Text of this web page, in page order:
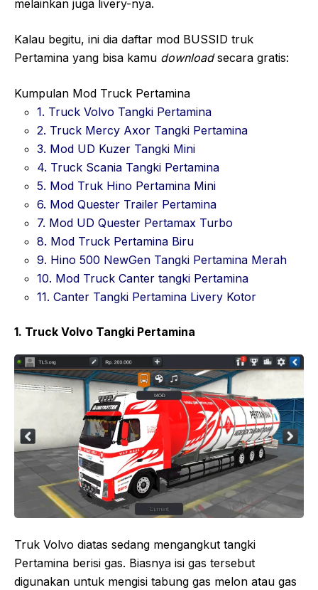
melainkan juga livery-nya.
Kalau begitu, ini dia daftar mod BUSSID truk
Pertamina yang bisa kamu downloadsecara gratis:
Kumpulan Mod Truck Pertamina
1. Truck Volvo Tangki Pertamina
2. Truck Mercy Axor Tangki Pertamina
3. Mod UD Kuzer Tangki Mini
4. Truck Scania Tangki Pertamina
5. Mod Truk Hino Pertamina Mini
6. Mod Quester Trailer Pertamina
7. Mod UD Quester Pertamax Turbo
8. Mod Truck Pertamina Biru
9. Hino 500 NewGen Tangki Pertamina Merah
10. Mod Truck Canter tangki Pertamina
11. Canter Tangki Pertamina Livery Kotor
1. Truck Volvo Tangki Pertamina
Truk Volvo diatas sedang mengangkut tangki
Pertamina berisi gas. Biasnya isi gas tersebut
digunakan untuk mengisi tabung gas melon atau gas